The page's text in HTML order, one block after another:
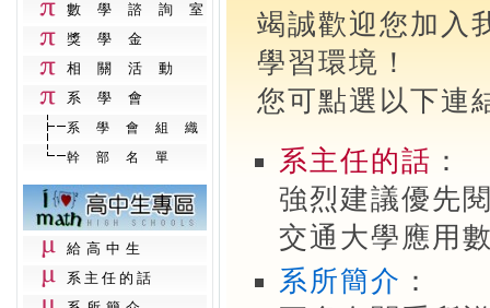
數學諮詢室
獎學金
相關活動
系學會
系學會組織
幹部名單
給高中生
系主任的話
竭誠歡迎您加入
學習環境！
您可點選以下連
系主任的話 ：
強烈建議優先
交通大學應用
系所簡介 ：